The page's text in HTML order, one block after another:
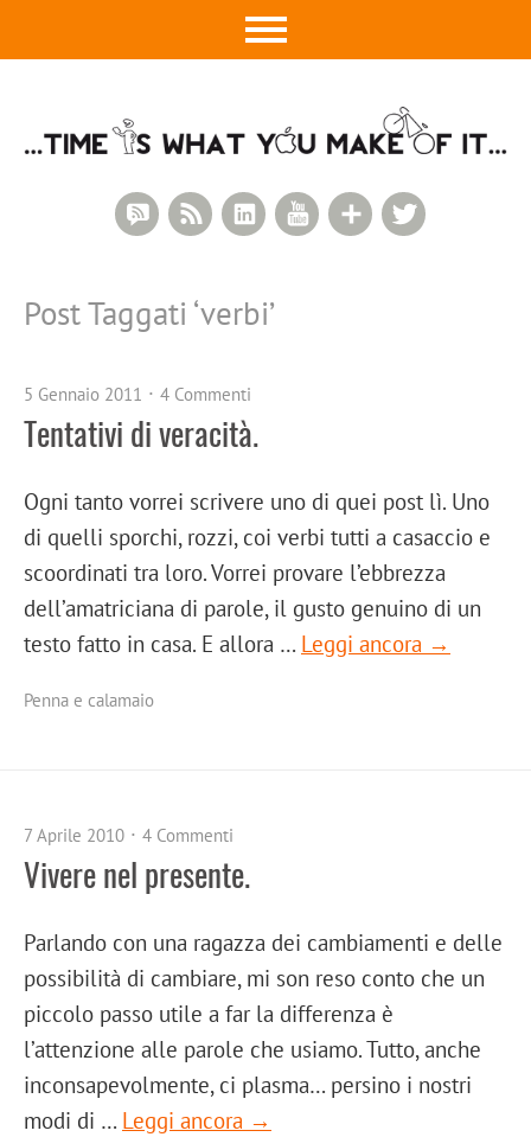
Google+
YouTube
LinkedIn
RSS Feed
RSS Comments
Post Taggati ‘verbi’
5 Gennaio 2011 4 Commenti
Tentativi di veracità.
Ogni tanto vorrei scrivere uno di quei post lì. Uno
di quelli sporchi, rozzi, coi verbi tutti a casaccio e
scoordinati tra loro. Vorrei provare l’ebbrezza
dell’amatriciana di parole, il gusto genuino di un
testo fatto in casa. E allora … Leggi ancora →
Penna e calamaio
7 Aprile 2010 4 Commenti
Vivere nel presente.
Parlando con una ragazza dei cambiamenti e delle
possibilità di cambiare, mi son reso conto che un
piccolo passo utile a far la differenza è
l’attenzione alle parole che usiamo. Tutto, anche
inconsapevolmente, ci plasma… persino i nostri
modi di … Leggi ancora →